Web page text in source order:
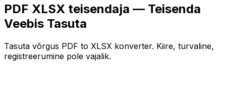
PDF XLSX teisendaja — Teisenda
Veebis Tasuta
Tasuta võrgus PDF to XLSX konverter. Kiire, turvaline,
registreerumine pole vajalik.